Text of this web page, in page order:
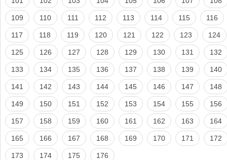
109 110 111 112 113 114 115 116
117 118 119 120 121 122 123 124
125 126 127 128 129 130 131 132
133 134 135 136 137 138 139 140
141 142 143 144 145 146 147 148
149 150 151 152 153 154 155 156
157 158 159 160 161 162 163 164
165 166 167 168 169 170 171 172
173 174 175 176